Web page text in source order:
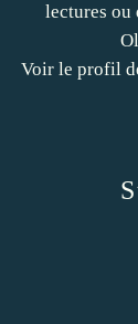
lectures ou
Voir le profil